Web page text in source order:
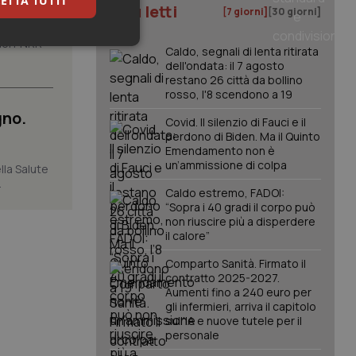
PNRR
Salute
I più letti [7 giorni] [30 giorni]
Caldo, segnali di lenta ritirata
dell'ondata: il 7 agosto
restano 26 città da bollino
rosso, l'8 scendono a 19
Covid. Il silenzio di Fauci e il
perdono di Biden. Ma il Quinto
Emendamento non è
un’ammissione di colpa
Caldo estremo, FADOI:
“Sopra i 40 gradi il corpo può
non riuscire più a disperdere
il calore”
Comparto Sanità. Firmato il
contratto 2025-2027.
Aumenti fino a 240 euro per
gli infermieri, arriva il capitolo
sull'IA e nuove tutele per il
personale
sulle pagine